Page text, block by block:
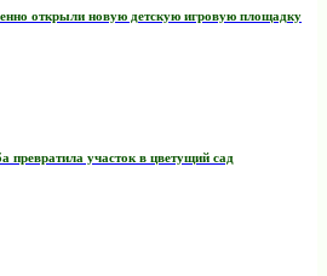
открыли новую детскую игровую площадку
превратила участок в цветущий сад